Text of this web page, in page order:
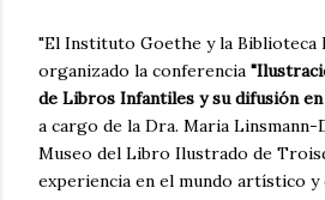
"El Instituto Goethe y la Biblioteca
organizado la conferencia
de Libros Infantiles y su difusión en
a cargo de la Dra. Maria
Museo del Libro Ilustrado de
experiencia en el mundo artístico